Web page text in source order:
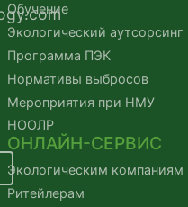
Обучение
Экологический аутсорсинг
Программа ПЭК
Нормативы выбросов
Мероприятия при НМУ
НООЛР
ОНЛАЙН-СЕРВИС
Экологическим компаниям
Ритейлерам